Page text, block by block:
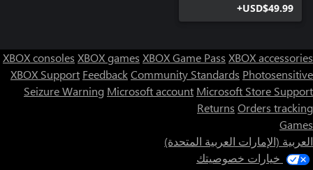
USD$49.99+
XBOX consoles XBOX games XBOX Game Pass XBOX accessories
XBOX Support FeedbackCommunity Standards Photosensitive
Seizure Warning Microsoft account Microsoft Store Support
Returns Orders tracking
Games
العربية (الإمارات العربية المتحدة)
خيارات خصوصيتك